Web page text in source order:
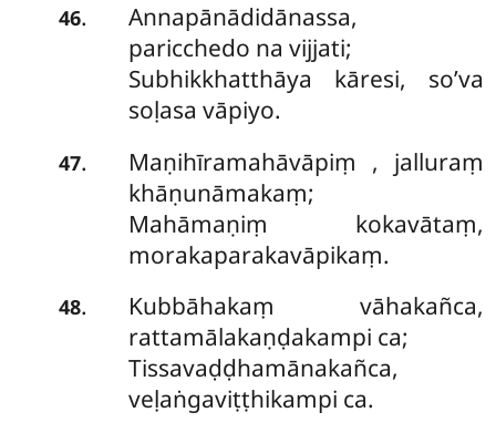
46.
Annapānādidānassa,
paricchedo na vijjati;
Subhikkhatthāya kāresi, so’va
soḷasa vāpiyo.
47. Maṇihīramahāvāpiṃ , jalluraṃ
khāṇunāmakaṃ;
Mahāmaṇiṃ kokavātaṃ,
morakaparakavāpikaṃ.
48.
Kubbāhakaṃ vāhakañca,
rattamālakaṇḍakampi ca;
Tissavaḍḍhamānakañca,
veḷaṅgaviṭṭhikampi ca.